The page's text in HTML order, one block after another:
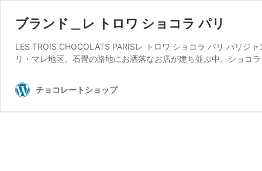
ブランド＿レ トロワ ショコラ パリ
LES TROIS CHOCOLATS PARISレ トロワ ショコラ パリ パリジ
リ・マレ地区。石畳の路地にお洒落なお店が建ち並ぶ中、ショコ
チョコレートショップ